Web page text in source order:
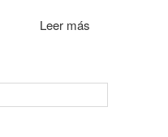
Leer más